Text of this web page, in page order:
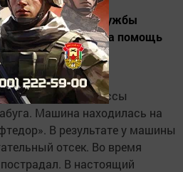
пожарной службы
приходить на помощь
ночью возле трассы
Машина находилась на
В результате у машины
отсек. Во время
В настоящий